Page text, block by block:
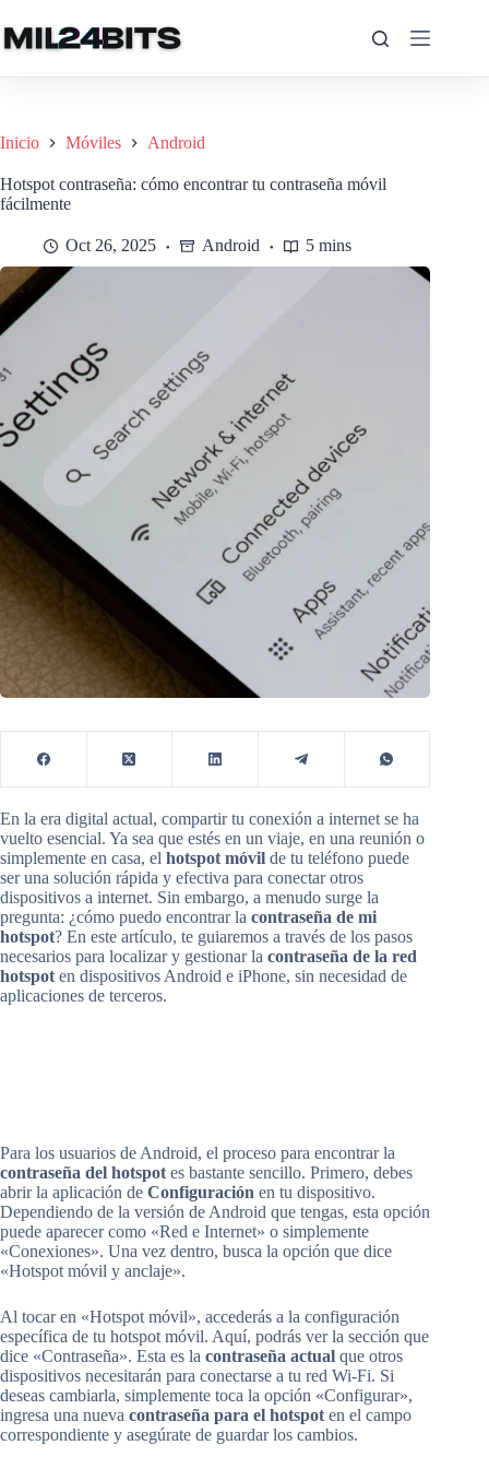
al
contenido
Inicio Móviles Android
Hotspot contraseña: cómo encontrar tu contraseña móvil
fácilmente
Oct 26, 2025 Android 5 mins
En la era digital actual, compartir tu conexión a internet se ha
vuelto esencial. Ya sea que estés en un viaje, en una reunión o
simplemente en casa, el hotspot móvil de tu teléfono puede
ser una solución rápida y efectiva para conectar otros
dispositivos a internet. Sin embargo, a menudo surge la
pregunta: ¿cómo puedo encontrar la contraseña de mi
hotspot? En este artículo, te guiaremos a través de los pasos
necesarios para localizar y gestionar la contraseña de la red
hotspot en dispositivos Android e iPhone, sin necesidad de
aplicaciones de terceros.
Para los usuarios de Android, el proceso para encontrar la
contraseña del hotspot es bastante sencillo. Primero, debes
abrir la aplicación de Configuración en tu dispositivo.
Dependiendo de la versión de Android que tengas, esta opción
puede aparecer como «Red e Internet» o simplemente
«Conexiones». Una vez dentro, busca la opción que dice
«Hotspot móvil y anclaje».
Al tocar en «Hotspot móvil», accederás a la configuración
específica de tu hotspot móvil. Aquí, podrás ver la sección que
dice «Contraseña». Esta es la contraseña actual que otros
dispositivos necesitarán para conectarse a tu red Wi-Fi. Si
deseas cambiarla, simplemente toca la opción «Configurar»,
ingresa una nueva contraseña para el hotspot en el campo
correspondiente y asegúrate de guardar los cambios.